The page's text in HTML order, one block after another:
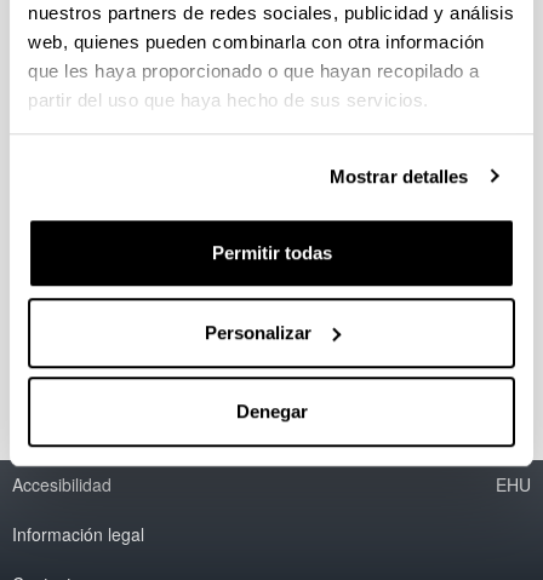
nuestros partners de redes sociales, publicidad y análisis
web, quienes pueden combinarla con otra información
que les haya proporcionado o que hayan recopilado a
partir del uso que haya hecho de sus servicios.
Mostrar detalles
Permitir todas
Personalizar
Denegar
Desarrollo de circuitos electrónicos
para la extracción y conversión en
energía eléctrica de la vibración
aplicada a materiales
Javier Ortiz Álvarez-Cienfuegos
2015
Gerardo Aranguren Aramendia
Accesibilidad
Información legal
EHU